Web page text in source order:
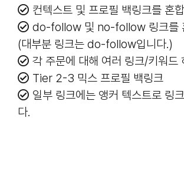
컨텍스트 및 프로필 백링크를 혼
do-follow 및 no-follow 링크를
(대부분 링크는 do-follow입니다.)
각 주문에 대해 여러 링크/키워드
Tier 2-3 믹스 프로필 백링크
일부 링크에는 앵커 텍스트로 링
다.